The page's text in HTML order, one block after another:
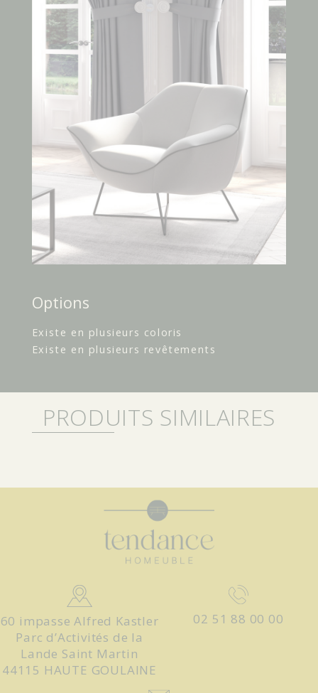
Options
Existe en plusieurs coloris
Existe en plusieurs revêtements
PRODUITS SIMILAIRES
60 impasse Alfred Kastler
Parc d’Activités de la
Lande Saint Martin
44115 HAUTE GOULAINE
02 51 88 00 00